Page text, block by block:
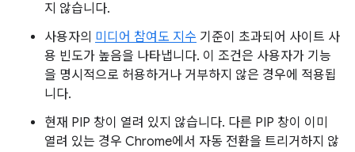
지 않습니다.
사용자의 미디어 참여도 지수 기준이 초과되어 사이트 사
용 빈도가 높음을 나타냅니다. 이 조건은 사용자가 기능
을 명시적으로 허용하거나 거부하지 않은 경우에 적용됩
니다.
현재 PIP 창이 열려 있지 않습니다. 다른 PIP 창이 이미
열려 있는 경우 Chrome에서 자동 전환을 트리거하지 않